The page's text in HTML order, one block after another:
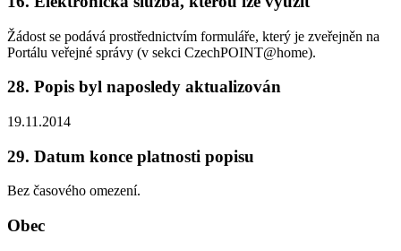
Žádost se podává prostřednictvím formuláře, který je zveřejněn na
Portálu veřejné správy (v sekci CzechPOINT@home).
28. Popis byl naposledy aktualizován
19.11.2014
29. Datum konce platnosti popisu
Bez časového omezení.
Obec